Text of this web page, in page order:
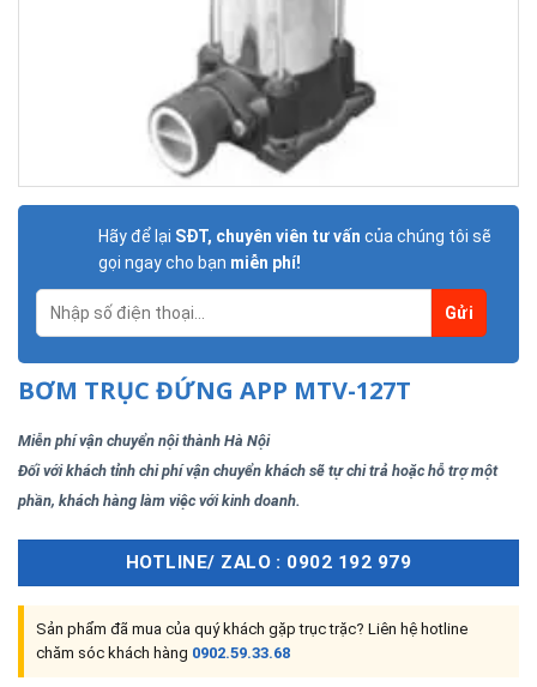
Hãy để lại SĐT, chuyên viên tư vấn của chúng tôi sẽ
gọi ngay cho bạn miễn phí!
BƠM TRỤC ĐỨNG APP MTV-127T
Miễn phí vận chuyển nội thành Hà Nội
Đối với khách tỉnh chi phí vận chuyển khách sẽ tự chi trả hoặc hỗ trợ một
phần, khách hàng làm việc với kinh doanh.
HOTLINE/ ZALO : 0902 192 979
Sản phẩm đã mua của quý khách gặp trục trặc? Liên hệ hotline
chăm sóc khách hàng 0902.59.33.68